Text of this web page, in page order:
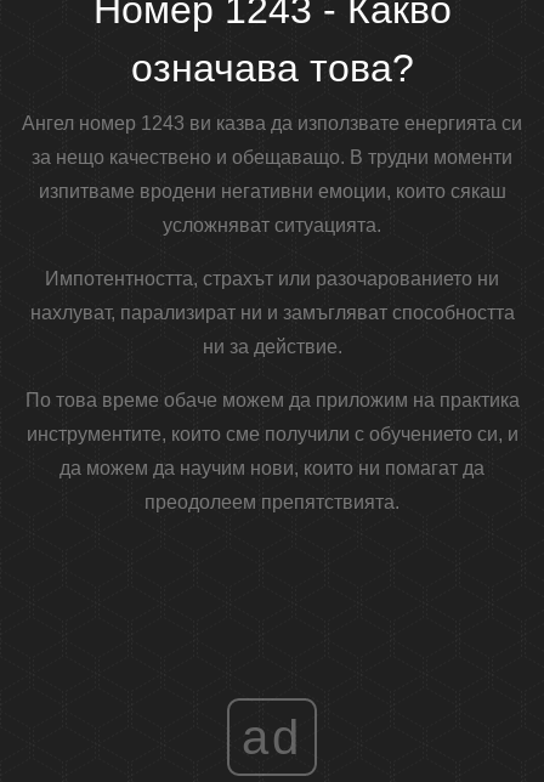
Номер 1243 - Какво
означава това?
Ангел номер 1243 ви казва да използвате енергията си
за нещо качествено и обещаващо. В трудни моменти
изпитваме вродени негативни емоции, които сякаш
усложняват ситуацията.
Импотентността, страхът или разочарованието ни
нахлуват, парализират ни и замъгляват способността
ни за действие.
По това време обаче можем да приложим на практика
инструментите, които сме получили с обучението си, и
да можем да научим нови, които ни помагат да
преодолеем препятствията.
ad